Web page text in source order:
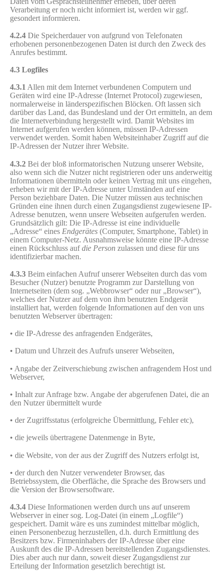
Verarbeitung er noch nicht informiert ist, werden wir ggf.
gesondert informieren.
4.2.4 Die Speicherdauer von aufgrund von Telefonaten
erhobenen personenbezogenen Daten ist durch den Zweck des
Anrufes bestimmt.
4.3 Logfiles
4.3.1 Allen mit dem Internet verbundenen Computern und
Geräten wird eine IP-Adresse (Internet Protocol) zugewiesen,
normalerweise in länderspezifischen Blöcken. Oft lassen sich
darüber das Land, das Bundesland und der Ort ermitteln, an dem
die Internetverbindung hergestellt wird. Damit Websites im
Internet aufgerufen werden können, müssen IP-Adressen
verwendet werden. Somit haben Websiteinhaber Zugriff auf die
IP-Adressen der Nutzer ihrer Website.
4.3.2 Bei der bloß informatorischen Nutzung unserer Website,
also wenn sich die Nutzer nicht registrieren oder uns anderweitig
Informationen übermitteln oder keinen Vertrag mit uns eingehen,
erheben wir mit der IP-Adresse unter Umständen auf eine
Person beziehbare Daten. Die Nutzer müssen aus technischen
Gründen eine ihnen durch einen Zugangsdienst zugewiesene IP-
Adresse benutzen, wenn unsere Webseiten aufgerufen werden.
Grundsätzlich gilt: Die IP-Adresse ist eine individuelle
„Adresse“ eines Endgerätes (Computer, Smartphone, Tablet) in
einem Computer-Netz. Ausnahmsweise könnte eine IP-Adresse
einen Rückschluss aufdie Person zulassen und diese für uns
identifizierbar machen.
4.3.3 Beim einfachen Aufruf unserer Webseiten durch das vom
Besucher (Nutzer) benutzte Programm zur Darstellung von
Internetseiten (dem sog. „Webbrowser“ oder nur „Browser“),
welches der Nutzer auf dem von ihm benutzten Endgerät
installiert hat, werden folgende Informationen auf den von uns
benutzten Webserver übertragen:
• die IP-Adresse des anfragenden Endgerätes,
• Datum und Uhrzeit des Aufrufs unserer Webseiten,
• Angabe der Zeitverschiebung zwischen anfragendem Host und
Webserver,
• Inhalt zur Anfrage bzw. Angabe der abgerufenen Datei, die an
den Nutzer übermittelt wurde
• der Zugriffsstatus (erfolgreiche Übermittlung, Fehler etc),
• die jeweils übertragene Datenmenge in Byte,
• die Website, von der aus der Zugriff des Nutzers erfolgt ist,
• der durch den Nutzer verwendeter Browser, das
Betriebssystem, die Oberfläche, die Sprache des Browsers und
die Version der Browsersoftware.
4.3.4 Diese Informationen werden durch uns auf unserem
Webserver in einer sog. Log-Datei (in einem „Logfile“)
gespeichert. Damit wäre es uns zumindest mittelbar möglich,
einen Personenbezug herzustellen, d.h. durch Ermittlung des
Besitzers bzw. Firmeninhabers der IP-Adresse über eine
Auskunft des die IP-Adressen bereitstellenden Zugangsdienstes.
Dies aber auch nur dann, soweit dieser Zugangsdienst zur
Erteilung der Information gesetzlich berechtigt ist.